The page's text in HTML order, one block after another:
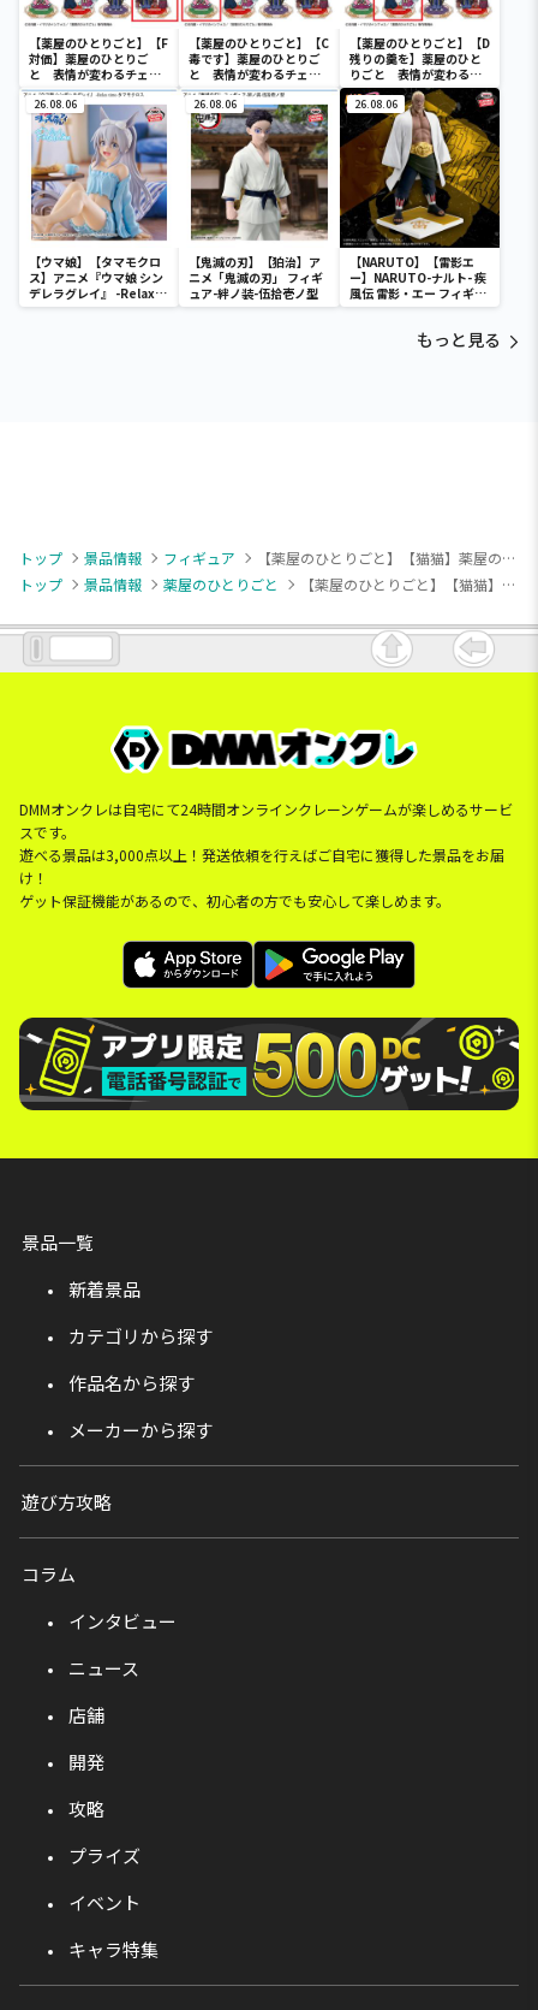
【薬屋のひとりごと】【F
対価】薬屋のひとりご
と 表情が変わるチェン
ジングアクリルスタンド
【薬屋のひとりごと】【C
毒です】薬屋のひとりご
と 表情が変わるチェン
ジングアクリルスタンド
【薬屋のひとりごと】【D
残りの羹を】薬屋のひと
りごと 表情が変わるチ
ェンジングアクリルスタ
ンド
26.08.06
【ウマ娘】【タマモクロ
ス】アニメ『ウマ娘 シン
デレラグレイ』 -Relax
time-タマモクロス
26.08.06
【鬼滅の刃】【狛治】ア
ニメ「鬼滅の刃」 フィギ
ュア-絆ノ装-伍拾壱ノ型
26.08.06
【NARUTO】【雷影エ
ー】NARUTO-ナルト- 疾
風伝 雷影・エー フィギュ
ア～五影集結…!!～
もっと見る
トップ 景品情報 フィギュア
【薬屋のひとりごと】【猫猫】薬屋のひとりごと 猫猫 フィギュア～月精～
トップ
景品情報 薬屋のひとりごと 【薬屋のひとりごと】【猫猫】薬屋のひとりごと 猫猫 フィギュア～月精～
DMMオンクレは自宅にて24時間オンラインクレーンゲームが楽しめるサービ
スです。
遊べる景品は3,000点以上！発送依頼を行えばご自宅に獲得した景品をお届
け！
ゲット保証機能があるので、初心者の方でも安心して楽しめます。
景品一覧
新着景品
カテゴリから探す
作品名から探す
メーカーから探す
遊び方攻略
コラム
インタビュー
ニュース
店舗
開発
攻略
プライズ
イベント
キャラ特集